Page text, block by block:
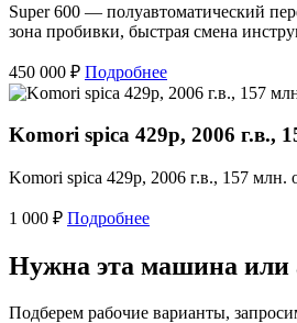
Super 600 — полуавтоматический
зона пробивки, быстрая смена
450 000 ₽ Подробнее
Komori spica 429p, 2006 г.в.,
Komori spica 429p, 2006 г.в., 157 млн.
1 000 ₽ Подробнее
Нужна эта машина или
Подберем рабочие варианты,